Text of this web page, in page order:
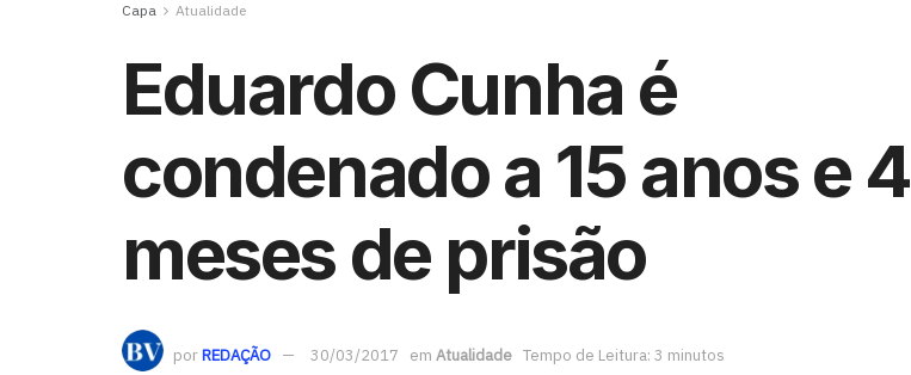
Capa Atualidade
Eduardo Cunha é
condenado a 15 anos e 4
meses de prisão
porREDAÇÃO 30/03/2017 em Atualidade Tempo de Leitura: 3 minutos